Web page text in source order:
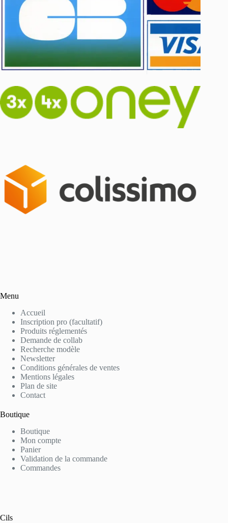
Menu
Accueil
Inscription pro (facultatif)
Produits réglementés
Demande de collab
Recherche modèle
Newsletter
Conditions générales de ventes
Mentions légales
Plan de site
Contact
Boutique
Boutique
Mon compte
Panier
Validation de la commande
Commandes
Cils